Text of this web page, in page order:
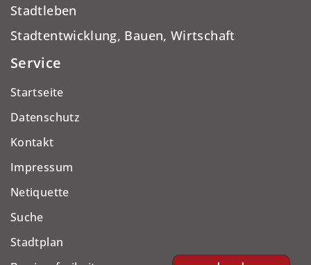
Stadtleben
Stadtentwicklung, Bauen, Wirtschaft
Service
Startseite
Datenschutz
Kontakt
Impressum
Netiquette
Suche
Stadtplan